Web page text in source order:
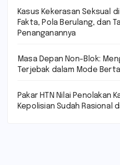
Kasus Kekerasan Seksual
Fakta, Pola Berulang, dan
Penanganannya
Masa Depan Non-Blok:
Terjebak dalam Mode
Pakar HTN Nilai Penolakan
Kepolisian Sudah Rasional